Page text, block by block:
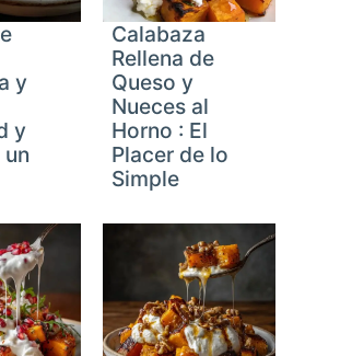
y
y
Calabaza
Rellena de
Queso y
Nueces al
Horno : El
Placer de lo
Simple